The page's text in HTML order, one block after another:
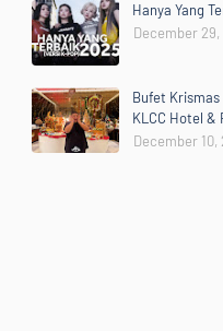
Hanya Yang
December 29,
Bufet Krismas
KLCC Hotel &
December 10,